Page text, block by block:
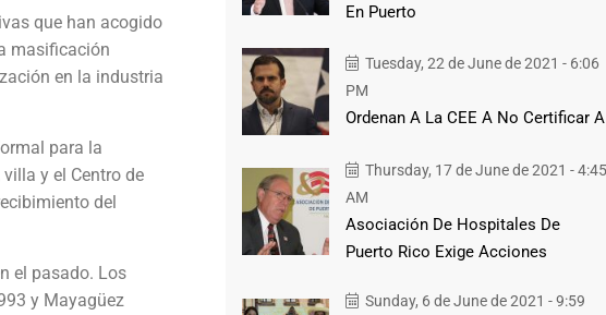
que han acogido
masificación
en la industria
para la
y el Centro de
del
el pasado. Los
y Mayagüez
En Puerto
Tuesday, 22 de June de 2021 - 6:06
PM
Ordenan A La CEE A No Certificar A
Thursday, 17 de June de 2021 - 4:45
AM
Asociación De Hospitales De
Puerto Rico Exige Acciones
Sunday, 6 de June de 2021 - 9:59